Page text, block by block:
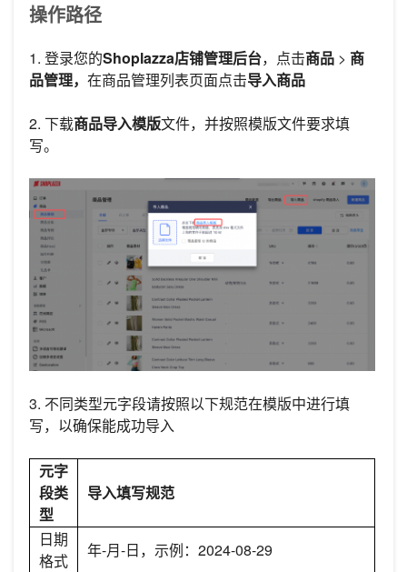
操作路径
1. 登录您的Shoplazza店铺管理后台，点击商品 > 商
品管理， 在商品管理列表页面点击导入商品
2. 下载商品导入模版文件，并按照模版文件要求填
写。
3. 不同类型元字段请按照以下规范在模版中进行填
写，以确保能成功导入
元字
段类
型
导入填写规范
日期
格式
年-月-日，示例：2024-08-29